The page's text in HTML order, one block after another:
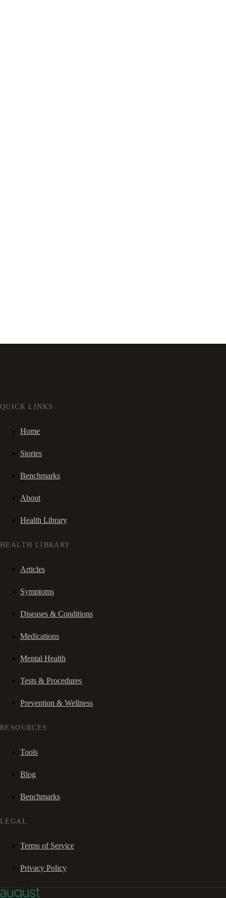
QUICK LINKS
Home
Stories
Benchmarks
About
Health Library
HEALTH LIBRARY
Articles
Symptoms
Diseases & Conditions
Medications
Mental Health
Tests & Procedures
Prevention & Wellness
RESOURCES
Tools
Blog
Benchmarks
LEGAL
Terms of Service
Privacy Policy